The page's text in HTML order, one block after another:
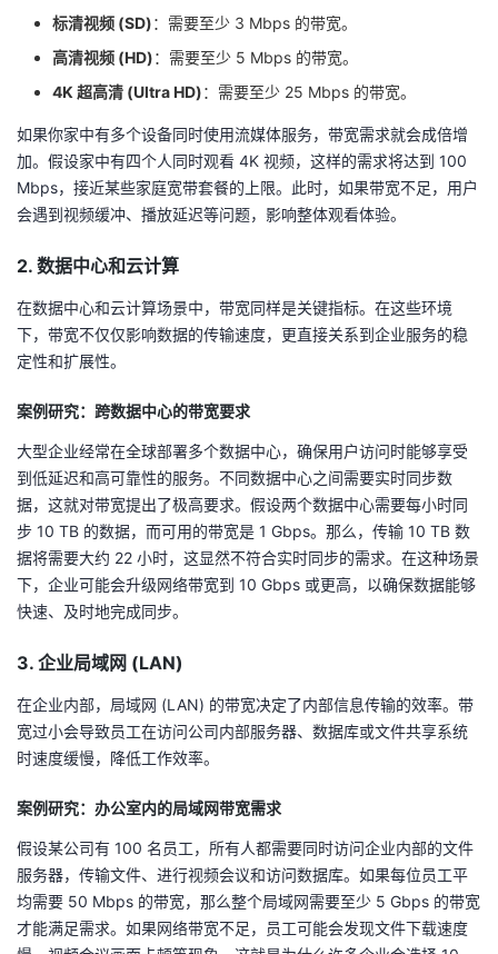
标清视频 (SD)：需要至少 3 Mbps 的带宽。
高清视频 (HD)：需要至少 5 Mbps 的带宽。
4K 超高清 (Ultra HD)：需要至少 25 Mbps 的带宽。
如果你家中有多个设备同时使用流媒体服务，带宽需求就会成倍增
加。假设家中有四个人同时观看 4K 视频，这样的需求将达到 100
Mbps，接近某些家庭宽带套餐的上限。此时，如果带宽不足，用户
会遇到视频缓冲、播放延迟等问题，影响整体观看体验。
2. 数据中心和云计算
在数据中心和云计算场景中，带宽同样是关键指标。在这些环境
下，带宽不仅仅影响数据的传输速度，更直接关系到企业服务的稳
定性和扩展性。
案例研究：跨数据中心的带宽要求
大型企业经常在全球部署多个数据中心，确保用户访问时能够享受
到低延迟和高可靠性的服务。不同数据中心之间需要实时同步数
据，这就对带宽提出了极高要求。假设两个数据中心需要每小时同
步 10 TB 的数据，而可用的带宽是 1 Gbps。那么，传输 10 TB 数
据将需要大约 22 小时，这显然不符合实时同步的需求。在这种场景
下，企业可能会升级网络带宽到 10 Gbps 或更高，以确保数据能够
快速、及时地完成同步。
3. 企业局域网 (LAN)
在企业内部，局域网 (LAN) 的带宽决定了内部信息传输的效率。带
宽过小会导致员工在访问公司内部服务器、数据库或文件共享系统
时速度缓慢，降低工作效率。
案例研究：办公室内的局域网带宽需求
假设某公司有 100 名员工，所有人都需要同时访问企业内部的文件
服务器，传输文件、进行视频会议和访问数据库。如果每位员工平
均需要 50 Mbps 的带宽，那么整个局域网需要至少 5 Gbps 的带宽
才能满足需求。如果网络带宽不足，员工可能会发现文件下载速度